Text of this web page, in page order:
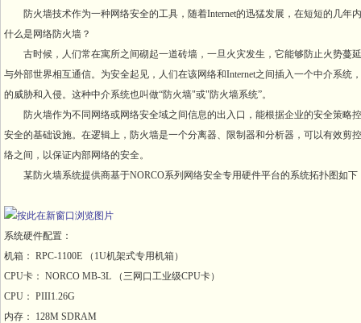
防火墙技术作为一种网络安全的工具，随着Internet的迅猛发展，在短短的几年
什么是网络防火墙？
古时候，人们常在寓所之间砌起一道砖墙，一旦火灾发生，它能够防止火势蔓
与外部世界相互通信。为安全起见，人们在该网络和Internet之间插入一个中介系
的威胁和入侵。这种中介系统也叫做“防火墙"或"防火墙系统”。
防火墙作为不同网络或网络安全域之间信息的出入口，能根据企业的安全策略
安全的基础设施。在逻辑上，防火墙是一个分离器、限制器和分析器，可以有效剪
络之间，以保证内部网络的安全。
某防火墙系统提供商基于NORCO系列网络安全专用硬件平台的系统拓扑图如下
系统硬件配置：
机箱： RPC-1100E （1U机架式专用机箱）
CPU卡： NORCO MB-3L （三网口工业级CPU卡）
CPU： PIII1.26G
内存： 128M SDRAM